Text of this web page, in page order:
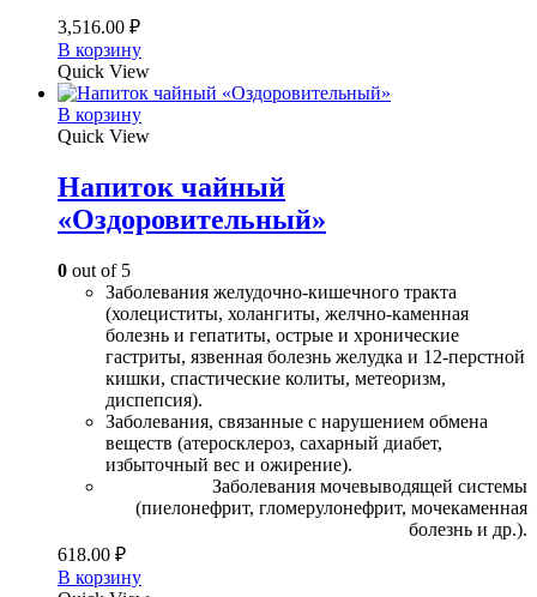
3,516.00 ₽
В корзину
Quick View
В корзину
Quick View
Напиток чайный
«Оздоровительный»
0 out of 5
Заболевания желудочно-кишечного тракта
(холециститы, холангиты, желчно-каменная
болезнь и гепатиты, острые и хронические
гастриты, язвенная болезнь желудка и 12-перстной
кишки, спастические колиты, метеоризм,
диспепсия).
Заболевания, связанные с нарушением обмена
веществ (атеросклероз, сахарный диабет,
избыточный вес и ожирение).
Заболевания мочевыводящей системы
(пиелонефрит, гломерулонефрит, мочекаменная
болезнь и др.).
618.00 ₽
В корзину